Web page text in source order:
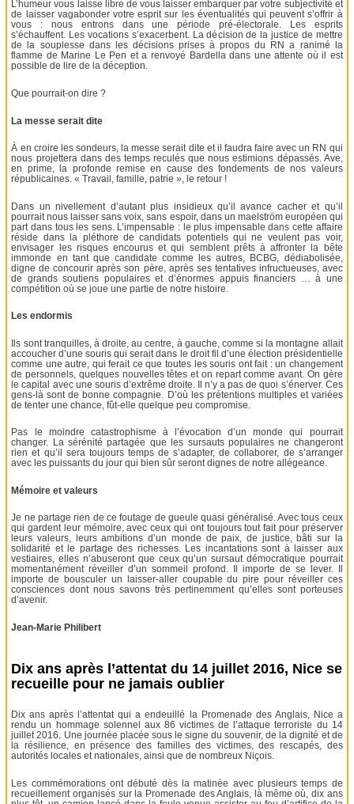
L’humeur vous laisse libre de vous laisser embarquer par votre subjectivité et
de laisser vagabonder votre esprit sur les éventualités qui peuvent s’offrir à
vous : nous entrons dans une période pré-électorale. Les esprits
s’échauffent. Les vocations s’exacerbent. La décision de la justice de mettre
de la souplesse dans les décisions prises à propos du RN a ranimé la
flamme de Marine Le Pen et a renvoyé Bardella dans une attente où il est
possible de lire de la déception.
Que pourrait-on dire ?
La messe serait dite
À en croire les sondeurs, la messe serait dite et il faudra faire avec un RN qui
nous projettera dans des temps reculés que nous estimions dépassés. Ave,
en prime, la profonde remise en cause des fondements de nos valeurs
républicaines. « Travail, famille, patrie », le retour !
Dans un nivellement d’autant plus insidieux qu’il avance cacher et qu’il
pourrait nous laisser sans voix, sans espoir, dans un maelström européen qui
part dans tous les sens. L’impensable : le plus impensable dans cette affaire
réside dans la pléthore de candidats potentiels qui ne veulent pas voir,
envisager les risques encourus et qui semblent prêts à affronter la bête
immonde en tant que candidate comme les autres, BCBG, dédiabolisée,
digne de concourir après son père, après ses tentatives infructueuses, avec
de grands soutiens populaires et d’énormes appuis financiers … à une
compétition où se joue une partie de notre histoire.
Les endormis
Ils sont tranquilles, à droite, au centre, à gauche, comme si la montagne allait
accoucher d’une souris qui serait dans le droit fil d’une élection présidentielle
comme une autre, qui ferait ce que toutes les souris ont fait : un changement
de personnels, quelques nouvelles têtes et on repart comme avant. On gère
le capital avec une souris d’extrême droite. Il n’y a pas de quoi s’énerver. Ces
gens-là sont de bonne compagnie. D’où les prétentions multiples et variées
de tenter une chance, fût-elle quelque peu compromise.
Pas le moindre catastrophisme à l’évocation d’un monde qui pourrait
changer. La sérénité partagée que les sursauts populaires ne changeront
rien et qu’il sera toujours temps de s’adapter, de collaborer, de s’arranger
avec les puissants du jour qui bien sûr seront dignes de notre allégeance.
Mémoire et valeurs
Je ne partage rien de ce foutage de gueule quasi généralisé. Avec tous ceux
qui gardent leur mémoire, avec ceux qui ont toujours tout fait pour préserver
leurs valeurs, leurs ambitions d’un monde de paix, de justice, bâti sur la
solidarité et le partage des richesses. Les incantations sont à laisser aux
vestiaires, elles n’abuseront que ceux qu’un sursaut démocratique pourrait
momentanément réveiller d’un sommeil profond. Il importe de se lever. Il
importe de bousculer un laisser-aller coupable du pire pour réveiller ces
consciences dont nous savons très pertinemment qu’elles sont porteuses
d’avenir.
Jean-Marie Philibert
Dix ans après l’attentat du 14 juillet 2016, Nice se
recueille pour ne jamais oublier
Dix ans après l’attentat qui a endeuillé la Promenade des Anglais, Nice a
rendu un hommage solennel aux 86 victimes de l’attaque terroriste du 14
juillet 2016. Une journée placée sous le signe du souvenir, de la dignité et de
la résilience, en présence des familles des victimes, des rescapés, des
autorités locales et nationales, ainsi que de nombreux Niçois.
Les commémorations ont débuté dès la matinée avec plusieurs temps de
recueillement organisés sur la Promenade des Anglais, là même où, dix ans